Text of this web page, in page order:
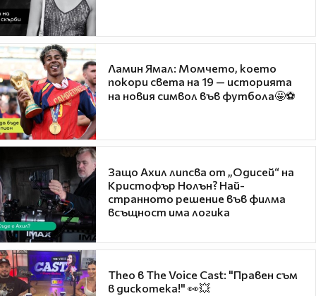
Ламин Ямал: Момчето, което
покори света на 19 — историята
на новия символ във футбола🤩⚽
Защо Ахил липсва от „Одисей“ на
Кристофър Нолън? Най-
странното решение във филма
всъщност има логика
Theo в The Voice Cast: "Правен съм
в дискотека!" 👀💥